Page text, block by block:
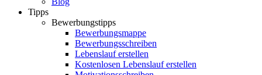
Tipps
Bewerbungstipps
Bewerbungsmappe
Bewerbungsschreiben
Lebenslauf erstellen
Kostenlosen Lebenslauf erstellen